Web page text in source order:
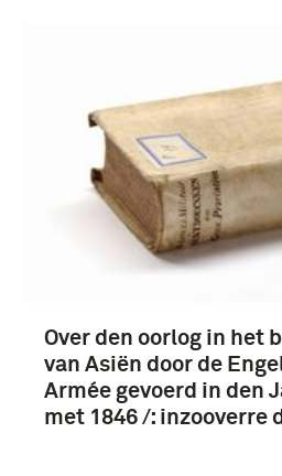
Over den oorlog in het
van Asiën door de
Armée gevoerd in den
met 1846 /: inzooverre